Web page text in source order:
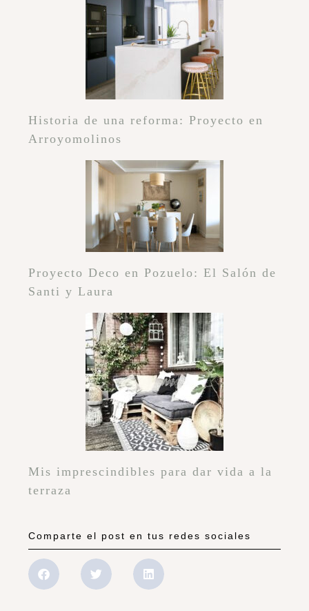
Historia de una reforma: Proyecto en
Arroyomolinos
Proyecto Deco en Pozuelo: El Salón de
Santi y Laura
Mis imprescindibles para dar vida a la
terraza
Comparte el post en tus redes sociales